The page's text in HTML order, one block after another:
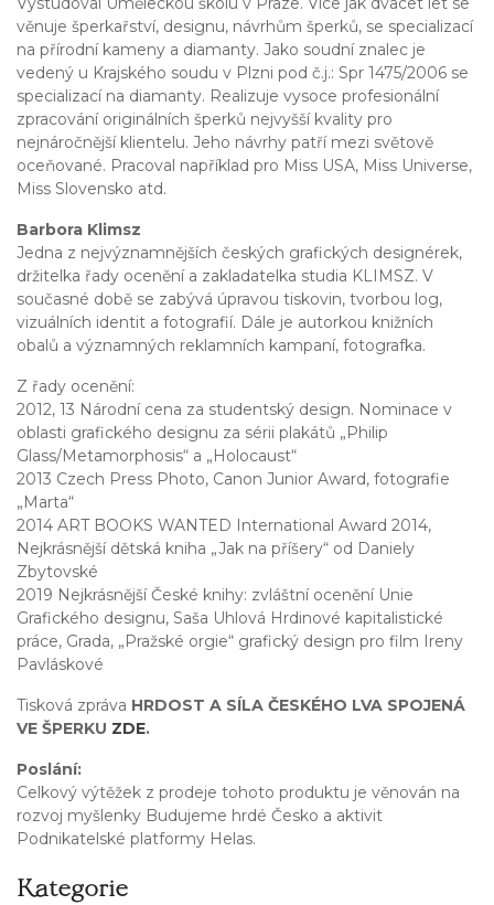
Kategorie
věnuje šperkařství, designu, návrhům šperků, se specializací
na přírodní kameny a diamanty. Jako soudní znalec je
vedený u Krajského soudu v Plzni pod č.j.: Spr 1475/2006 se
specializací na diamanty. Realizuje vysoce profesionální
zpracování originálních šperků nejvyšší kvality pro
nejnáročnější klientelu. Jeho návrhy patří mezi světově
oceňované. Pracoval například pro Miss USA, Miss Universe,
Miss Slovensko atd.
Barbora Klimsz
Jedna z nejvýznamnějších českých grafických designérek,
držitelka řady ocenění a zakladatelka studia KLIMSZ. V
současné době se zabývá úpravou tiskovin, tvorbou log,
vizuálních identit a fotografií. Dále je autorkou knižních
obalů a významných reklamních kampaní, fotografka.
Z řady ocenění:
2012, 13 Národní cena za studentský design. Nominace v
oblasti grafického designu za sérii plakátů „Philip
Glass/Metamorphosis“ a „Holocaust“
2013 Czech Press Photo, Canon Junior Award, fotografie
„Marta“
2014 ART BOOKS WANTED International Award 2014,
Nejkrásnější dětská kniha „Jak na příšery“ od Daniely
Zbytovské
2019 Nejkrásnější České knihy: zvláštní ocenění Unie
Grafického designu, Saša Uhlová Hrdinové kapitalistické
práce, Grada, „Pražské orgie“ grafický design pro film Ireny
Pavláskové
Tisková zpráva HRDOST A SÍLA ČESKÉHO LVA SPOJENÁ
VE ŠPERKU ZDE.
Poslání:
Celkový výtěžek z prodeje tohoto produktu je věnován na
rozvoj myšlenky Budujeme hrdé Česko a aktivit
Podnikatelské platformy Helas.